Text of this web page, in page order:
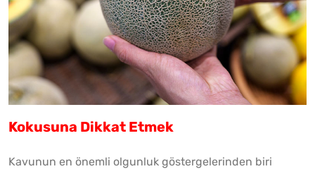
Kokusuna Dikkat Etmek
Kavunun en önemli olgunluk göstergelerinden biri